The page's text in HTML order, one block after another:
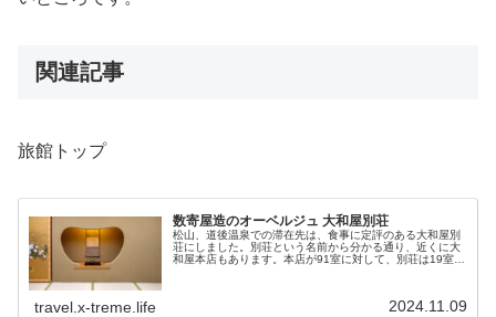
関連記事
旅館トップ
数寄屋造のオーベルジュ 大和屋別荘
松山、道後温泉での滞在先は、食事に定評のある大和屋別
荘にしました。別荘という名前から分かる通り、近くに大
和屋本店もあります。本店が91室に対して、別荘は19室と
travel.x-treme.life 2024.11.09